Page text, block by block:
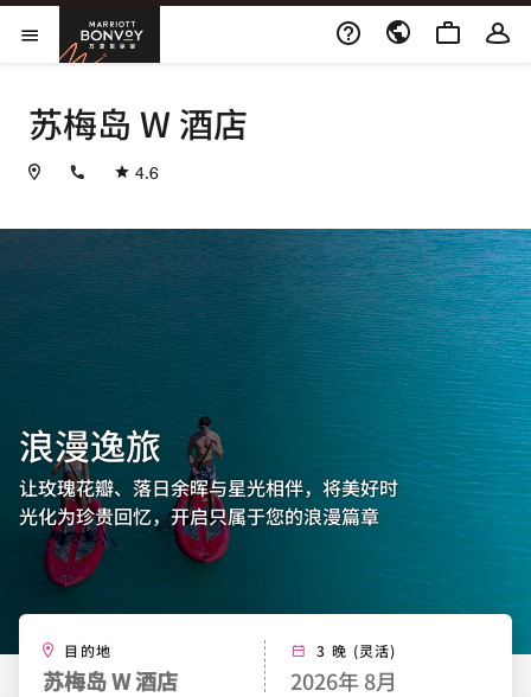
Skip to Content
打开菜单
万豪旅享家
苏梅岛 W 酒店
+6677915999
4.6
浪漫逸旅
让玫瑰花瓣、落日余晖与星光相伴，将美好时
光化为珍贵回忆，开启只属于您的浪漫篇章
目的地
苏梅岛 W 酒店
3 晚 (灵活)
2026年 8月